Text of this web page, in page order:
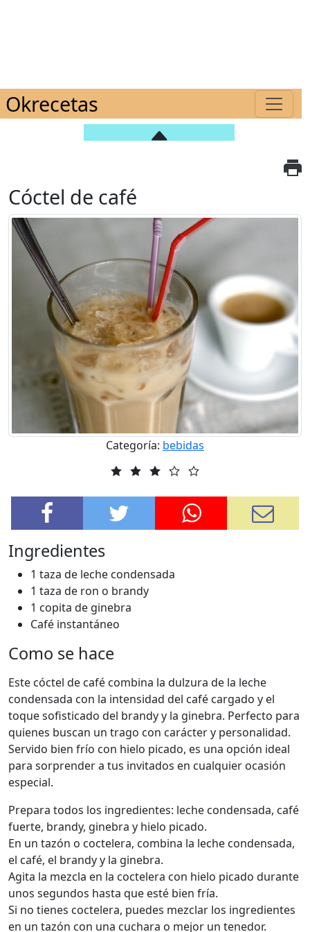
Okrecetas
Cóctel de café
Categoría: bebidas
Ingredientes
1 taza de leche condensada
1 taza de ron o brandy
1 copita de ginebra
Café instantáneo
Como se hace
Este cóctel de café combina la dulzura de la leche
condensada con la intensidad del café cargado y el
toque sofisticado del brandy y la ginebra. Perfecto para
quienes buscan un trago con carácter y personalidad.
Servido bien frío con hielo picado, es una opción ideal
para sorprender a tus invitados en cualquier ocasión
especial.
Prepara todos los ingredientes: leche condensada, café
fuerte, brandy, ginebra y hielo picado.
En un tazón o coctelera, combina la leche condensada,
el café, el brandy y la ginebra.
Agita la mezcla en la coctelera con hielo picado durante
unos segundos hasta que esté bien fría.
Si no tienes coctelera, puedes mezclar los ingredientes
en un tazón con una cuchara o mejor un tenedor.